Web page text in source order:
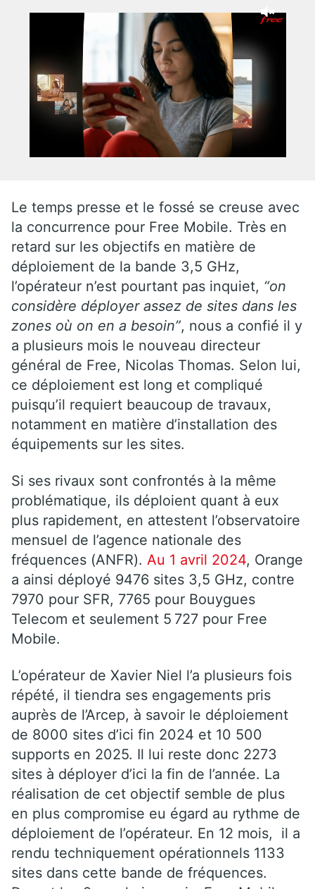
Le temps presse et le fossé se creuse avec
la concurrence pour Free Mobile. Très en
retard sur les objectifs en matière de
déploiement de la bande 3,5 GHz,
l’opérateur n’est pourtant pas inquiet, “on
considère déployer assez de sites dans les
zones où on en a besoin”, nous a confié il y
a plusieurs mois le nouveau directeur
général de Free, Nicolas Thomas. Selon lui,
ce déploiement est long et compliqué
puisqu’il requiert beaucoup de travaux,
notamment en matière d’installation des
équipements sur les sites.
Si ses rivaux sont confrontés à la même
problématique, ils déploient quant à eux
plus rapidement, en attestent l’observatoire
mensuel de l’agence nationale des
fréquences (ANFR). Au 1 avril 2024, Orange
a ainsi déployé 9476 sites 3,5 GHz, contre
7970 pour SFR, 7765 pour Bouygues
Telecom et seulement 5 727 pour Free
Mobile.
L’opérateur de Xavier Niel l’a plusieurs fois
répété, il tiendra ses engagements pris
auprès de l’Arcep, à savoir le déploiement
de 8000 sites d’ici fin 2024 et 10 500
supports en 2025. Il lui reste donc 2273
sites à déployer d’ici la fin de l’année. La
réalisation de cet objectif semble de plus
en plus compromise eu égard au rythme de
déploiement de l’opérateur. En 12 mois, il a
rendu techniquement opérationnels 1133
sites dans cette bande de fréquences.